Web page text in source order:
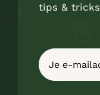
tips & tricks